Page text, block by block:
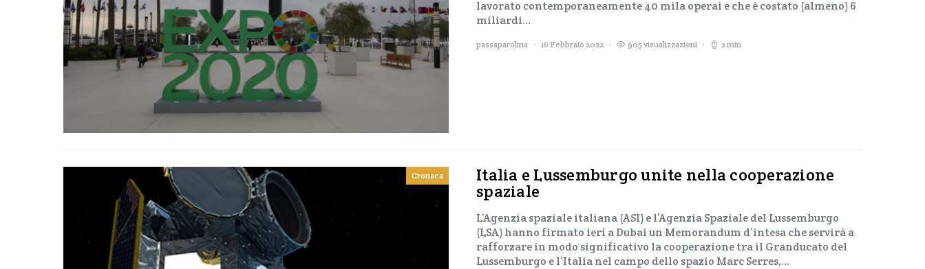
lavorato contemporaneamente 40 mila operai e che è costato (almeno) 6
miliardi…
passaparolina 16 Febbraio 2022 905 visualizzazioni 2 min
Cronaca Italia e Lussemburgo unite nella cooperazione
spaziale
L’Agenzia spaziale italiana (ASI) e l’Agenzia Spaziale del Lussemburgo
(LSA) hanno firmato ieri a Dubai un Memorandum d’intesa che servirà a
rafforzare in modo significativo la cooperazione tra il Granducato del
Lussemburgo e l’Italia nel campo dello spazio Marc Serres,…